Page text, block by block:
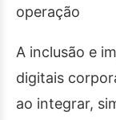
operação
A inclusão e
digitais
ao integrar,